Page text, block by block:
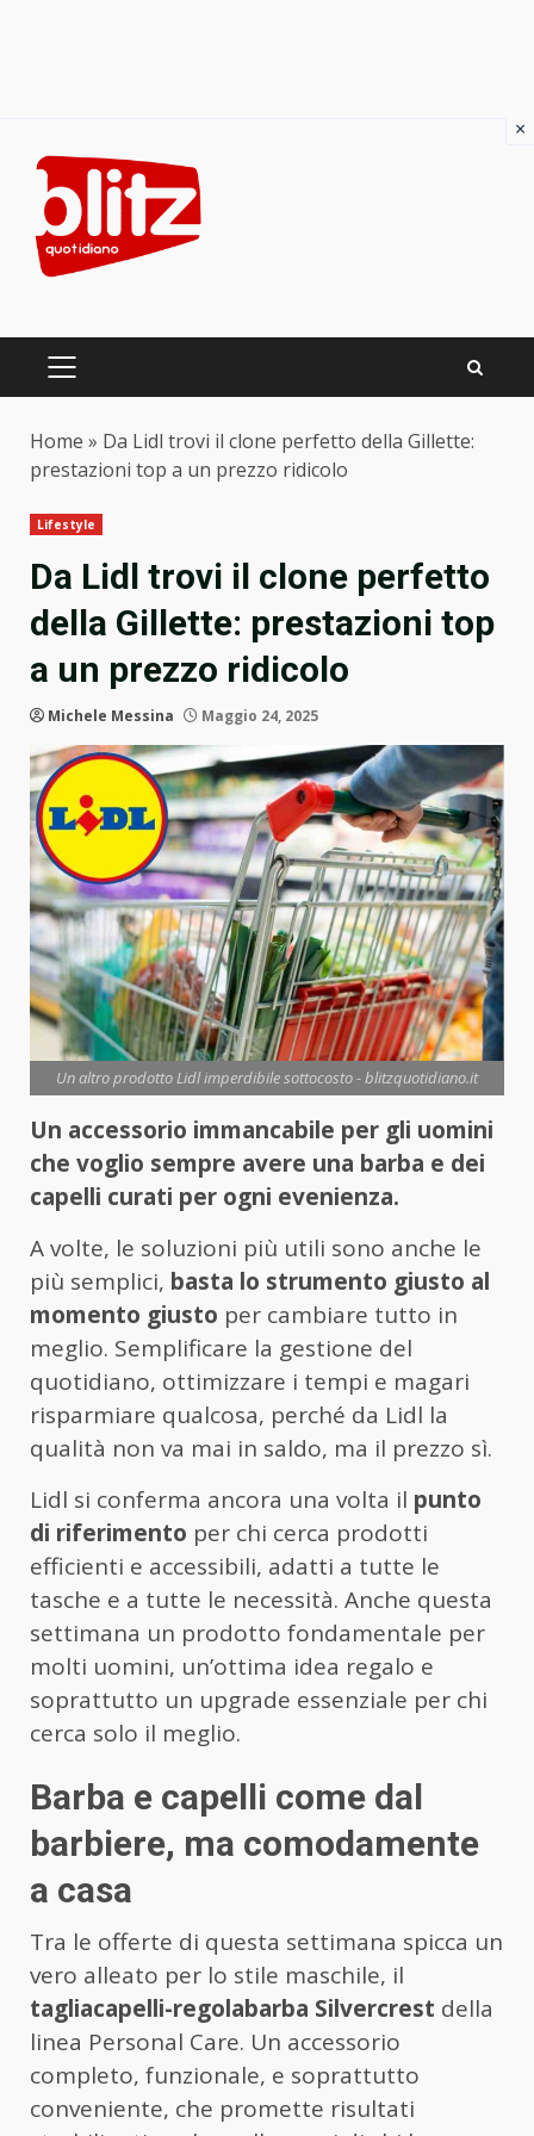
content
PRIMARY
Home » Da Lidl trovi il clone perfetto della Gillette:
prestazioni top a un prezzo ridicolo
Lifestyle
Da Lidl trovi il clone perfetto
della Gillette: prestazioni top
a un prezzo ridicolo
Michele Messina Maggio 24, 2025
Un altro prodotto Lidl imperdibile sottocosto - blitzquotidiano.it
Un accessorio immancabile per gli uomini
che voglio sempre avere una barba e dei
capelli curati per ogni evenienza.
A volte, le soluzioni più utili sono anche le
più semplici, basta lo strumento giusto al
momento giusto per cambiare tutto in
meglio. Semplificare la gestione del
quotidiano, ottimizzare i tempi e magari
risparmiare qualcosa, perché da Lidl la
qualità non va mai in saldo, ma il prezzo sì.
Lidl si conferma ancora una volta il punto
di riferimento per chi cerca prodotti
efficienti e accessibili, adatti a tutte le
tasche e a tutte le necessità. Anche questa
settimana un prodotto fondamentale per
molti uomini, un’ottima idea regalo e
soprattutto un upgrade essenziale per chi
cerca solo il meglio.
Barba e capelli come dal
barbiere, ma comodamente
a casa
Tra le offerte di questa settimana spicca un
vero alleato per lo stile maschile, il
tagliacapelli-regolabarba Silvercrest della
linea Personal Care. Un accessorio
completo, funzionale, e soprattutto
conveniente, che promette risultati
×